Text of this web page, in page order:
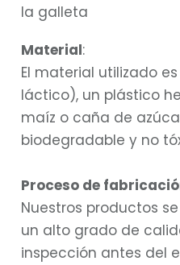
la galleta
Material:
El material utilizado
láctico), un plástico
maíz o caña de
biodegradable y no
Proceso de
Nuestros productos
un alto grado de
inspección antes del